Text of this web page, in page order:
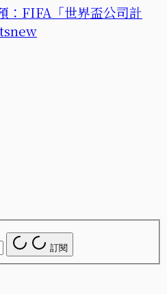
：FIFA「世界盃公司計
訂閱